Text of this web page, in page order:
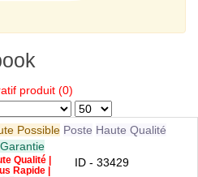
Possible Poste Haute Qualité
Qualité |
Rapide |
Быстрая